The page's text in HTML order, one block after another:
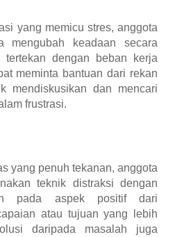
yang memicu stres, anggota
mengubah keadaan secara
tertekan dengan beban kerja
meminta bantuan dari rekan
mendiskusikan dan mencari
frustrasi.
yang penuh tekanan, anggota
teknik distraksi dengan
pada aspek positif dari
atau tujuan yang lebih
daripada masalah juga